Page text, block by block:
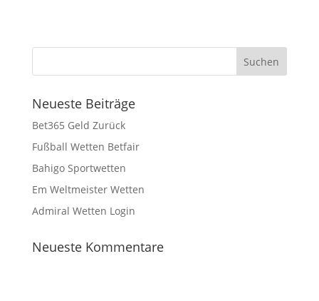
Neueste Beiträge
Bet365 Geld Zurück
Fußball Wetten Betfair
Bahigo Sportwetten
Em Weltmeister Wetten
Admiral Wetten Login
Neueste Kommentare